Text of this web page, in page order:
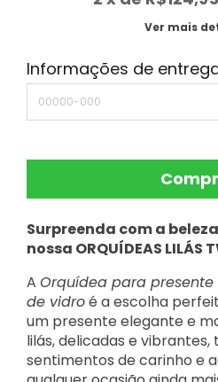
Ver mais
Informações de
Surpreenda com a
nossa ORQUÍDEAS LILÁS
A Orquídea para
de vidroé a escolha
um presente elegante e
lilás, delicadas e
sentimentos de carinho e